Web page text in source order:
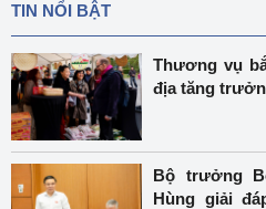
TIN NỔI BẬT
Thương vụ
địa tăng
Bộ trưởng
Hùng giải